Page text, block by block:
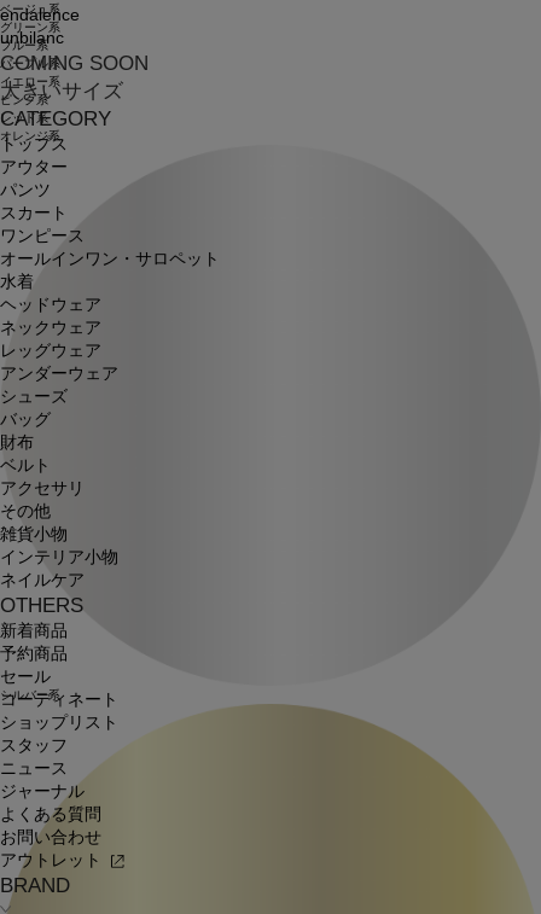
endalence
unbilanc
COMING SOON
大きいサイズ
CATEGORY
トップス
アウター
パンツ
スカート
ワンピース
オールインワン・サロペット
水着
ヘッドウェア
ネックウェア
レッグウェア
アンダーウェア
シューズ
バッグ
財布
ベルト
アクセサリ
その他
雑貨小物
インテリア小物
ネイルケア
OTHERS
新着商品
予約商品
セール
コーディネート
ショップリスト
スタッフ
ニュース
ジャーナル
よくある質問
お問い合わせ
アウトレット
BRAND
ベージュ系
グリーン系
ブルー系
パープル系
イエロー系
ピンク系
レッド系
オレンジ系
シルバー系